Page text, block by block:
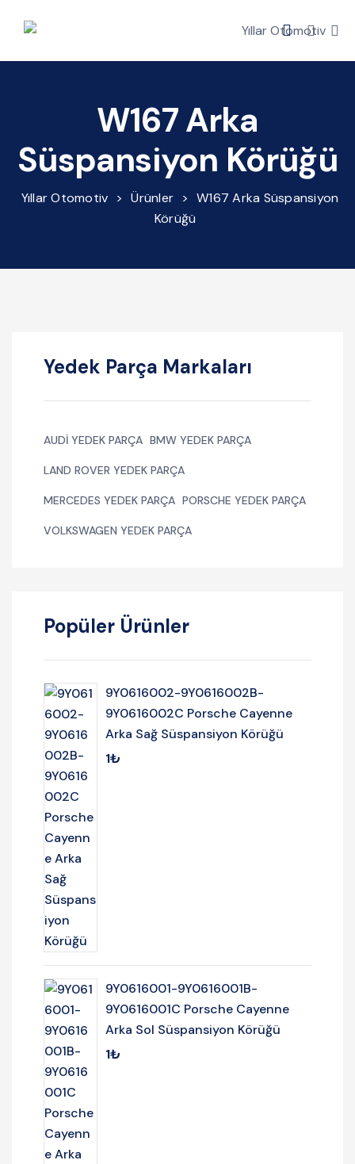
W167 Arka
Süspansiyon Körüğü
Yıllar Otomotiv > Ürünler > W167 Arka Süspansiyon
Körüğü
Yedek Parça Markaları
AUDI YEDEK PARÇA BMW YEDEK PARÇA
LAND ROVER YEDEK PARÇA
MERCEDES YEDEK PARÇA PORSCHE YEDEK PARÇA
VOLKSWAGEN YEDEK PARÇA
Popüler Ürünler
9Y0616002-9Y0616002B-
9Y0616002C Porsche Cayenne
Arka Sağ Süspansiyon Körüğü
1₺
9Y0616001-9Y0616001B-
9Y0616001C Porsche Cayenne
Arka Sol Süspansiyon Körüğü
1₺